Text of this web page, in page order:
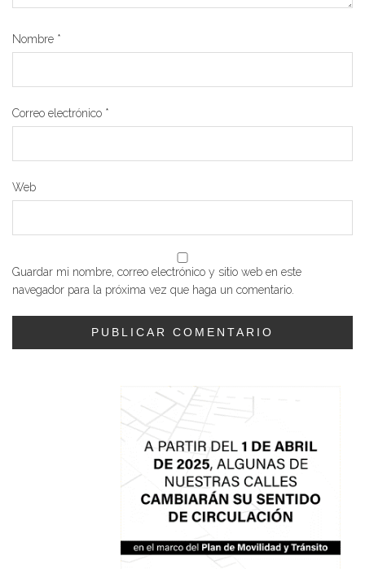
Nombre *
Correo electrónico *
Web
Guardar mi nombre, correo electrónico y sitio web en este
navegador para la próxima vez que haga un comentario.